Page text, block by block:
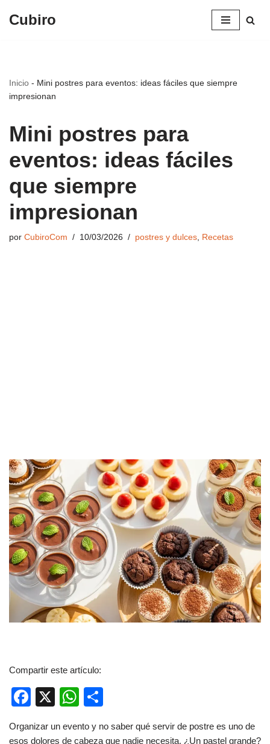
Cubiro
Inicio - Mini postres para eventos: ideas fáciles que siempre
impresionan
Mini postres para
eventos: ideas fáciles
que siempre
impresionan
por CubiroCom 10/03/2026 postres y dulces, Recetas
Compartir este artículo:
F
c
X
W
at m
Organizar un evento y no saber qué servir de postre es uno de
esos dolores de cabeza que nadie necesita. ¿Un pastel grande?